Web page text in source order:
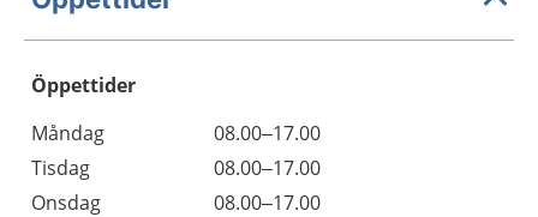
Öppettider
Dag
Öppettider
Kommentarer
Måndag
08.00–17.00
Tisdag
08.00–17.00
Onsdag
08.00–17.00